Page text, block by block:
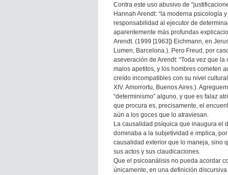
Contra este uso abusivo de
Hannah Arendt: “la moderna psicología
responsabilidad al ejecutor de
aparentemente más profundas
Arendt. (1999 [1963]) Eichmann, en
Lumen, Barcelona.). Pero Freud, por
aseveración de Arendt: “Toda vez que
malos apetitos, y los hombres cometen
creído incompatibles con su nivel
XIV. Amorrortu, Buenos Aires.).
“determinismo” alguno, y que es falaz
que procura es, precisamente, el
aún a los goces que lo atraviesan.
La causalidad psíquica que inaugura el
dominaba a la subjetividad e implica,
causalidad exterior que lo maneja, sino
sus actos y sus claudicaciones.
Que el psicoanálisis no pueda acordar
únicamente, en una definición